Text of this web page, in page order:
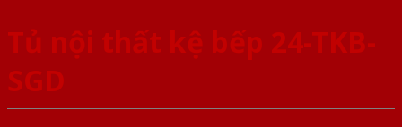
Tủ nội thất kệ bếp 24-TKB-
SGD